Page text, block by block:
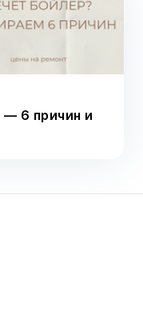
— 6 причин и